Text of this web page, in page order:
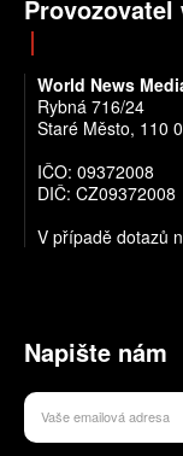
Provozovatel
World News
Rybná 716/24
Staré Město, 110
IČO: 09372008
DIČ: CZ09372008
V případě dotazů
Napište nám